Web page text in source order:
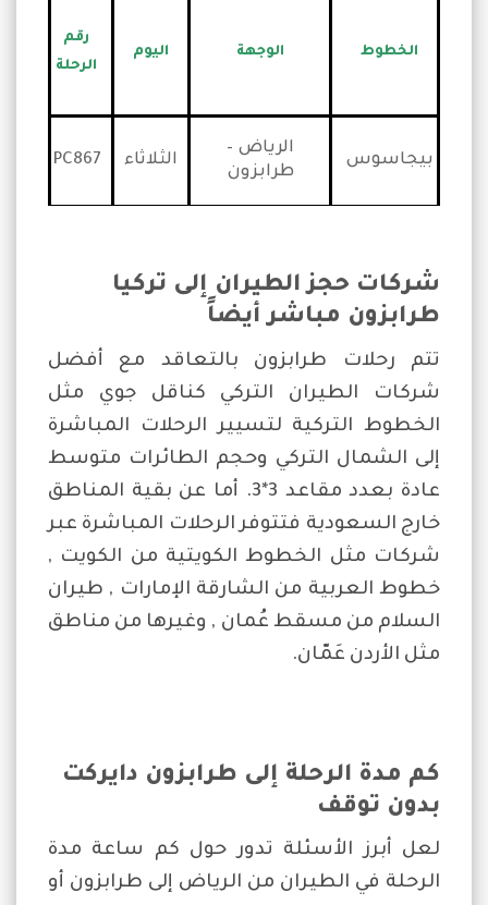
الخطوط الوجهة اليوم
رقم
الرحلة
بيجاسوس
الرياض –
طرابزون
الثلاثاء PC867
شركات حجز الطيران إلى تركيا
طرابزون مباشر أيضاً
تتم رحلات طرابزون بالتعاقد مع أفضل
شركات الطيران التركي كناقل جوي مثل
الخطوط التركية لتسيير الرحلات المباشرة
إلى الشمال التركي وحجم الطائرات متوسط
عادة بعدد مقاعد 3*3. أما عن بقية المناطق
خارج السعودية فتتوفر الرحلات المباشرة عبر
شركات مثل الخطوط الكويتية من الكويت ,
خطوط العربية من الشارقة الإمارات , طيران
السلام من مسقط عُمان , وغيرها من مناطق
مثل الأردن عَمّان.
كم مدة الرحلة إلى طرابزون دايركت
بدون توقف
لعل أبرز الأسئلة تدور حول كم ساعة مدة
الرحلة في الطيران من الرياض إلى طرابزون أو